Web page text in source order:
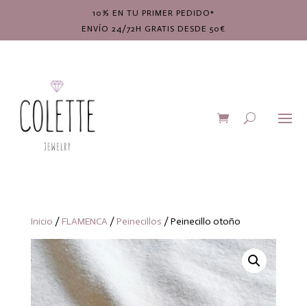
10% EN TU PRIMER PEDIDO*
ENVÍO 24/72H GRATIS DESDE 50€
Inicio / FLAMENCA / Peinecillos / Peinecillo otoño